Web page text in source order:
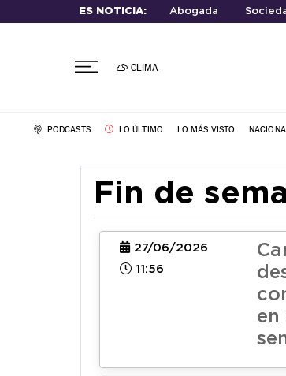
ES NOTICIA: Abogada
CLIMA
PODCASTS LO ÚLTIMO LO MÁS VISTO
Fin de
27/06/2026
11:56
en